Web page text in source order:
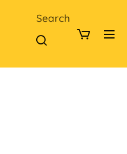
Search